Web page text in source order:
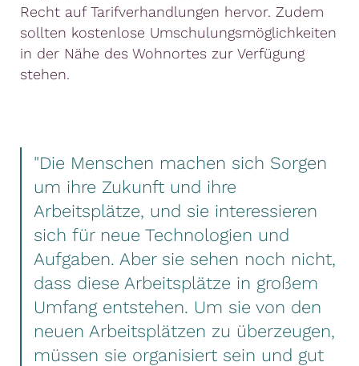
Recht auf Tarifverhandlungen hervor. Zudem
sollten kostenlose Umschulungsmöglichkeiten
in der Nähe des Wohnortes zur Verfügung
stehen.
"Die Menschen machen sich Sorgen
um ihre Zukunft und ihre
Arbeitsplätze, und sie interessieren
sich für neue Technologien und
Aufgaben. Aber sie sehen noch nicht,
dass diese Arbeitsplätze in großem
Umfang entstehen. Um sie von den
neuen Arbeitsplätzen zu überzeugen,
müssen sie organisiert sein und gut